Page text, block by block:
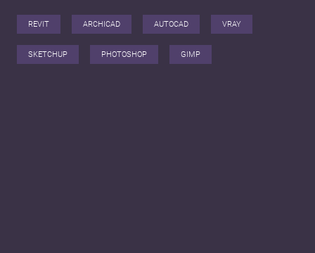
REVIT ARCHICAD AUTOCAD VRAY
SKETCHUP PHOTOSHOP GIMP